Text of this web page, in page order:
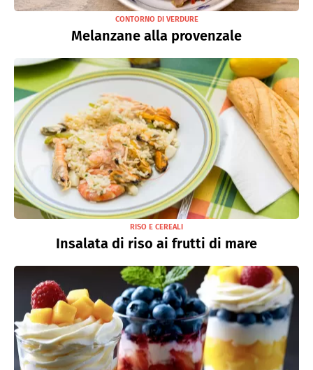
CONTORNO DI VERDURE
Melanzane alla provenzale
RISO E CEREALI
Insalata di riso ai frutti di mare